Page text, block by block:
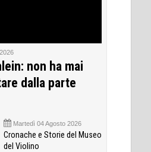
non ha mai
dalla parte
Martedì 04 Agosto 2026
Cronache e Storie del Museo
del Violino